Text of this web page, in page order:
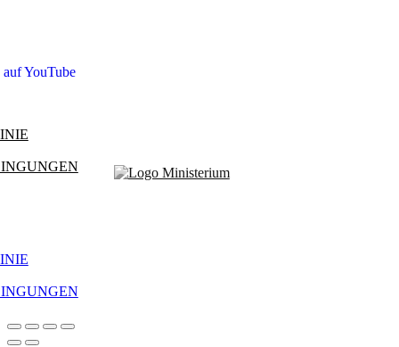
YouTube